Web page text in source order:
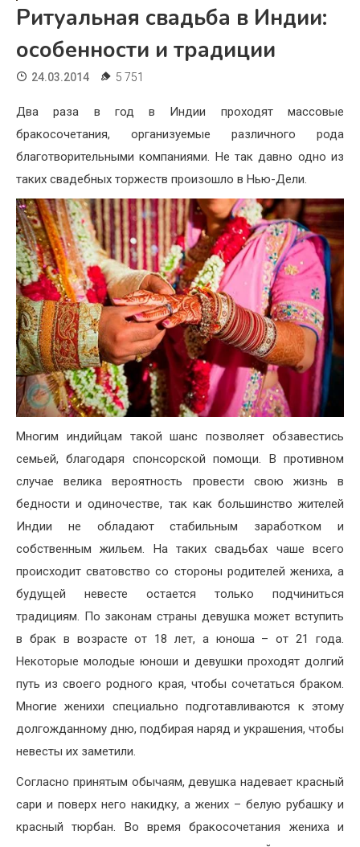
Дом
Жизнь
Хобби
Красота
Недвижимость
Ритуальная свадьба в Индии:
особенности и традиции
24.03.2014 5 751
Два раза в год в Индии проходят массовые
бракосочетания, организуемые различного рода
благотворительными компаниями. Не так давно одно из
таких свадебных торжеств произошло в Нью-Дели.
Многим индийцам такой шанс позволяет обзавестись
семьей, благодаря спонсорской помощи. В противном
случае велика вероятность провести свою жизнь в
бедности и одиночестве, так как большинство жителей
Индии не обладают стабильным заработком и
собственным жильем. На таких свадьбах чаше всего
происходит сватовство со стороны родителей жениха, а
будущей невесте остается только подчиниться
традициям. По законам страны девушка может вступить
в брак в возрасте от 18 лет, а юноша – от 21 года.
Некоторые молодые юноши и девушки проходят долгий
путь из своего родного края, чтобы сочетаться браком.
Многие женихи специально подготавливаются к этому
долгожданному дню, подбирая наряд и украшения, чтобы
невесты их заметили.
Согласно принятым обычаям, девушка надевает красный
сари и поверх него накидку, а жених – белую рубашку и
красный тюрбан. Во время бракосочетания жениха и